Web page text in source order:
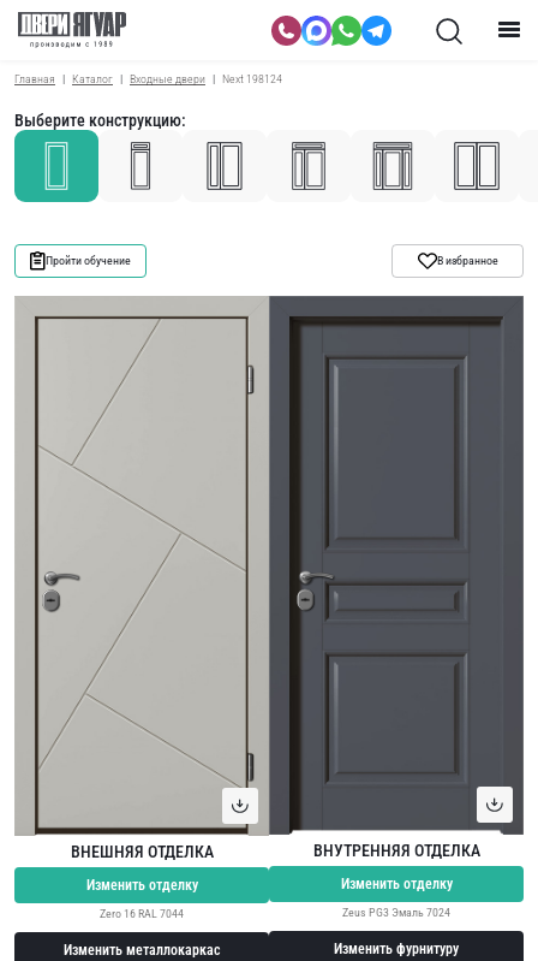
Главная Каталог Входные двери Next 198124
Выберите конструкцию:
Пройти обучение В избранное
ВНЕШНЯЯ ОТДЕЛКА
Изменить отделку
Zero 16 RAL 7044
Изменить металлокаркас
ВНУТРЕННЯЯ ОТДЕЛКА
Изменить отделку
Zeus PG3 Эмаль 7024
Изменить фурнитуру